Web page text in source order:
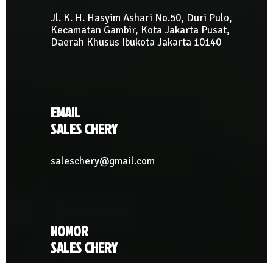
Jl. K. H. Hasyim Ashari No.50, Duri Pulo,
Kecamatan Gambir, Kota Jakarta Pusat,
Daerah Khusus Ibukota Jakarta 10140
EMAIL
SALES CHERY
saleschery@gmail.com
NOMOR
SALES CHERY